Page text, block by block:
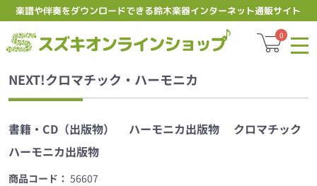
楽譜や伴奏をダウンロードできる鈴木楽器インターネット通販サイト
スズキ
0
NEXT!クロマチック・ハーモニカ
書籍・CD（出版物） ハーモニカ出版物
クロマチック
ハーモニカ出版物
商品コード： 56607